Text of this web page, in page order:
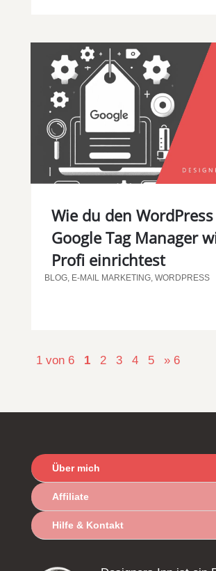
Wie du den WordPress
Google Tag Manager
Profi einrichtest
BLOG, E-MAIL MARKETING, WORDPRESS
1 von 6 1 2 3 4 5 » 6
Über mich
Affiliate
Hilfe & Kontakt